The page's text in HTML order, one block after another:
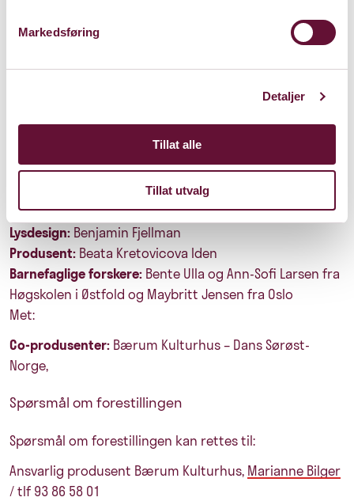
Markedsføring
Detaljer
Tillat alle
Tillat utvalg
Kostymer, objekter, hår og sminke:
Kjell Ingebrethsen
Scenografi og objekter:Carl Nilssen-Love
Sang, div. instrumenter, skuespill og bevegelse: Thomas
Sang, div. instrumenter, dans:Håkon Sigernes
Trommer og elektronikk:Simen Iversen Vangen
Dans og sang:Geir Hytten
Konsultasjon og koordinering, design og scene:
Truzzi
Lysdesign: Benjamin Fjellman
Produsent: Beata Kretovicova Iden
Barnefaglige forskere: Bente Ulla og Ann-Sofi Larsen fra
Høgskolen i Østfold og Maybritt Jensen fra Oslo
Met:
Co-produsenter: Bærum Kulturhus – Dans Sørøst-
Norge,
Spørsmål om forestillingen
Spørsmål om forestillingen kan rettes til:
Ansvarlig produsent Bærum Kulturhus, Marianne Bilger
/ tlf 93 86 58 01